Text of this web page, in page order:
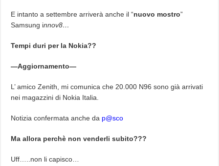
E intanto a settembre arriverà anche il “nuovo mostro”
Samsung innov8…
Tempi duri per la Nokia??
—Aggiornamento—
L’ amico Zenith, mi comunica che 20.000 N96 sono già arrivati
nei magazzini di Nokia Italia.
Notizia confermata anche da p@sco
Ma allora perchè non venderli subito???
Uff…..non li capisco…